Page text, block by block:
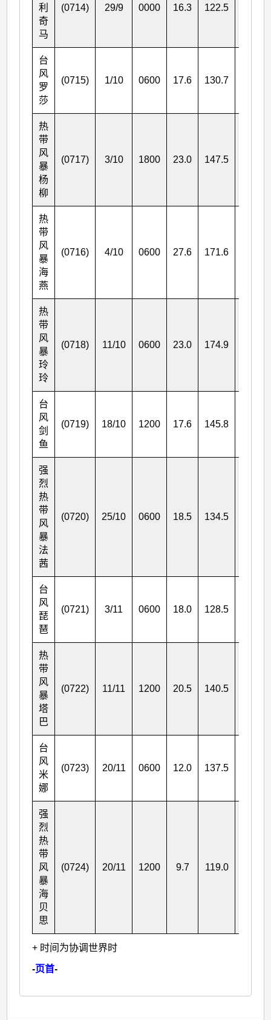
利
奇
马
(0714) 29/9 0000 16.3 122.5
台
风
罗
莎
(0715) 1/10 0600 17.6 130.7
热
带
风
暴
杨
柳
(0717) 3/10 1800 23.0 147.5
热
带
风
暴
海
燕
(0716) 4/10 0600 27.6 171.6
热
带
风
暴
玲
玲
(0718) 11/10 0600 23.0 174.9
台
风
剑
鱼
(0719) 18/10 1200 17.6 145.8
强
烈
热
带
风
暴
法
茜
(0720) 25/10 0600 18.5 134.5
台
风
琵
琶
(0721) 3/11 0600 18.0 128.5
热
带
风
暴
塔
巴
(0722) 11/11 1200 20.5 140.5
台
风
米
娜
(0723) 20/11 0600 12.0 137.5
强
烈
热
带
风
暴
海
贝
思
(0724) 20/11 1200 9.7 119.0
+ 时间为协调世界时
-页首-